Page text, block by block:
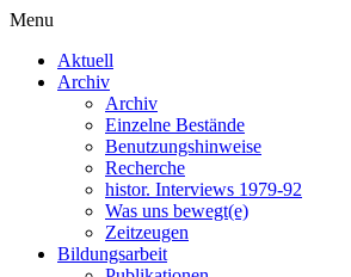
Menu
Aktuell
Archiv
Archiv
Einzelne Bestände
Benutzungshinweise
Recherche
histor. Interviews 1979-92
Was uns bewegt(e)
Zeitzeugen
Bildungsarbeit